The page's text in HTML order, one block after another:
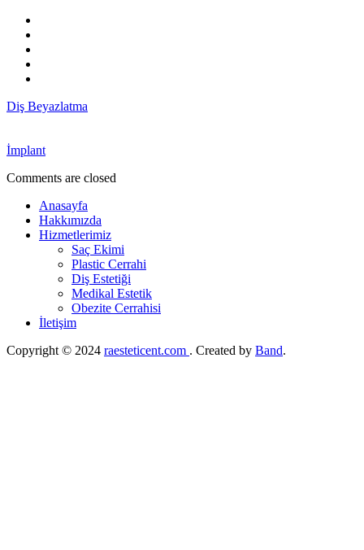
Diş Beyazlatma
İmplant
Comments are closed
Anasayfa
Hakkımızda
Hizmetlerimiz
Saç Ekimi
Plastic Cerrahi
Diş Estetiği
Medikal Estetik
Obezite Cerrahisi
İletişim
Copyright © 2024 raesteticent.com . Created by Band.